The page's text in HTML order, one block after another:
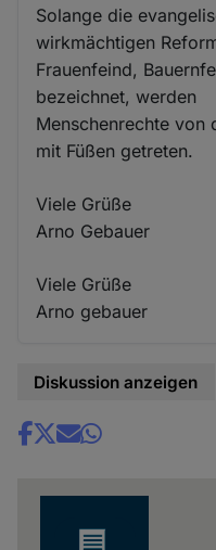
Solange die
wirkmächtigen
Frauenfeind,
bezeichnet, werden
Menschenrechte von
mit Füßen getreten.
Viele Grüße
Arno Gebauer
Viele Grüße
Arno gebauer
Diskussion anzeigen
Share